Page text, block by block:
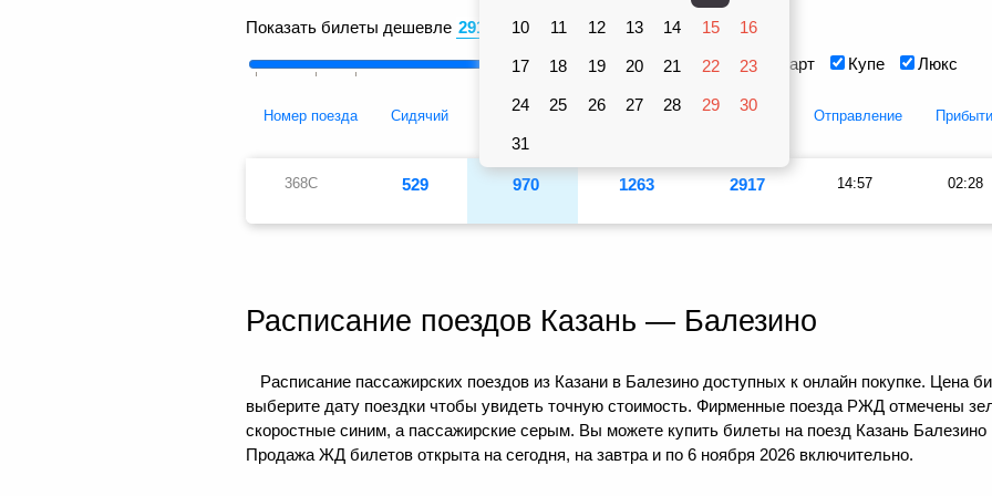
10 11 12 13 14 15 16
17 18 19 20 21 22 23
24 25 26 27 28 29 30
31
Показать билеты дешевле рублей Вагоны
Сидячий Плацкарт Купе Люкс
Номер поезда Сидячий Плацкарт Купе Люкс Отправление
368С 529 970 1263 2917 14:57 02:28
Расписание поездов Казань — Балезино
Расписание пассажирских поездов из Казани в Балезино доступных к онлайн покупке. Цена
выберите дату поездки чтобы увидеть точную стоимость. Фирменные поезда РЖД отмечены
скоростные синим, а пассажирские серым. Вы можете купить билеты на поезд Казань
Продажа ЖД билетов открыта на сегодня, на завтра и по 6 ноября 2026 включительно.